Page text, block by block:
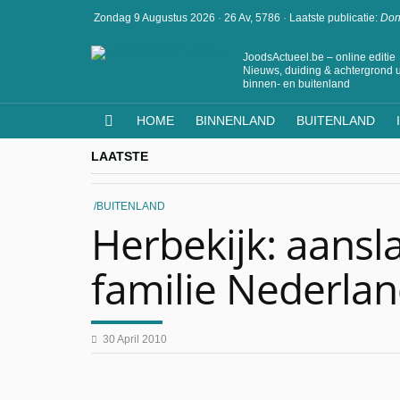
Zondag 9 Augustus 2026 · 26 Av, 5786 · Laatste publicatie:
JoodsActueel.be – online editie
Nieuws, duiding & achtergrond
binnen- en buitenland
HOME BINNENLAND BUITENLAND
LAATSTE
BUITENLAND
Herbekijk:
familie
30 April 2010